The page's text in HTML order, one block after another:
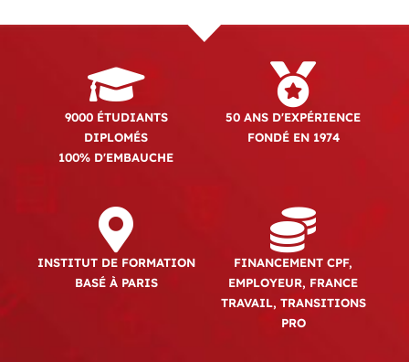
9000 ÉTUDIANTS
DIPLOMÉS
100% D'EMBAUCHE
50 ANS D'EXPÉRIENCE
FONDÉ EN 1974
INSTITUT DE FORMATION
BASÉ À PARIS
FINANCEMENT CPF,
EMPLOYEUR, FRANCE
TRAVAIL, TRANSITIONS
PRO